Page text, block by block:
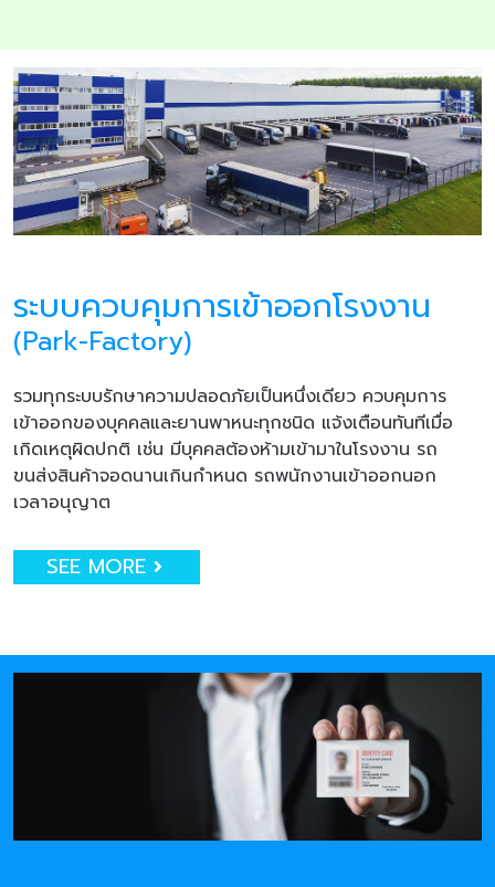
ระบบควบคุมการเข้าออกโรงงาน
(Park-Factory)
รวมทุกระบบรักษาความปลอดภัยเป็นหนึ่งเดียว ควบคุมการ
เข้าออกของบุคคลและยานพาหนะทุกชนิด แจ้งเตือนทันทีเมื่อ
เกิดเหตุผิดปกติ เช่น มีบุคคลต้องห้ามเข้ามาในโรงงาน รถ
ขนส่งสินค้าจอดนานเกินกำหนด รถพนักงานเข้าออกนอก
เวลาอนุญาต
SEE MORE